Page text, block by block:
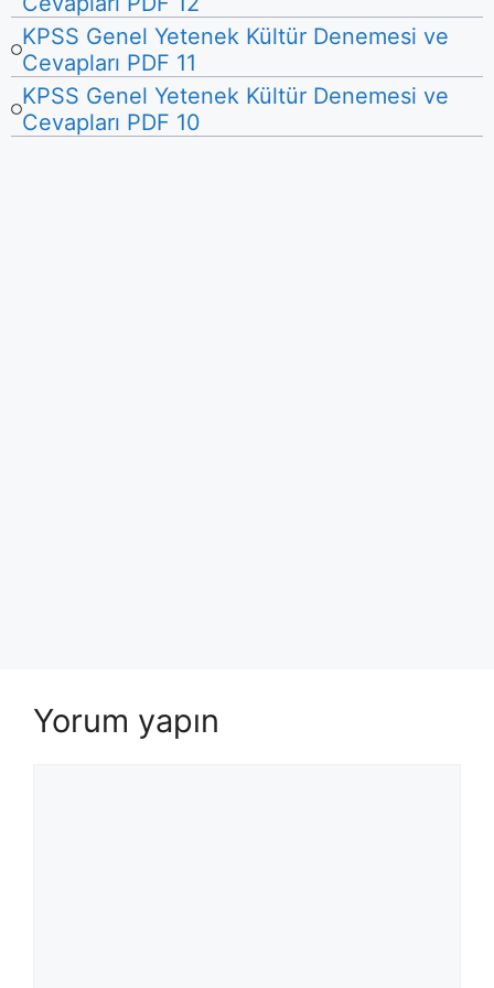
KPSS Genel Yetenek Kültür Denemesi ve
Cevapları PDF 11
KPSS Genel Yetenek Kültür Denemesi ve
Cevapları PDF 10
Yorum yapın